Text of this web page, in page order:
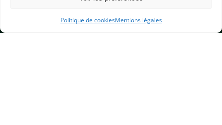
Politique de cookiesMentions légales
CONTACTEZ-NOUS